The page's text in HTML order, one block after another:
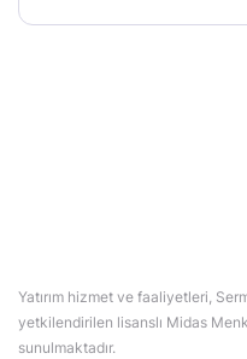
Yatırım hizmet ve faaliyetleri,
yetkilendirilen lisanslı Midas
sunulmaktadır.